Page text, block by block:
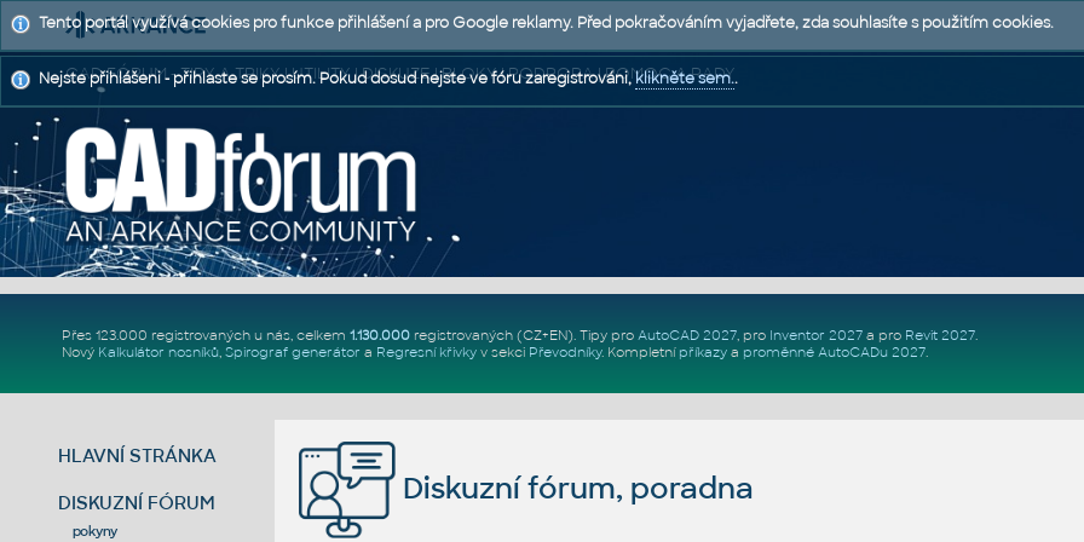
CAD FÓRUM - TIPY A TRIKY | UTILITY | DISKUZE | BLOKY | PODPORA | POMOC A RADY
Přes 123.000 registrovaných u nás, celkem 1.130.000registrovaných (CZ+EN). Tipy pro AutoCAD 2027, pro Inventor 2027a pro Revit 2027.
Nový Kalkulátor nosníků, Spirograf generátor a Regresní křivkyv sekci Převodníky. Kompletní příkazya proměnné AutoCADu 2027.
HLAVNÍ STRÁNKA
DISKUZNÍ FÓRUM
pokyny
Diskuzní fórum, poradna
Tento portál využívá cookies pro funkce přihlášení a pro Google reklamy. Před pokračováním vyjadřete, zda souhlasíte s použitím cookies.
Nejste přihlášeni - přihlaste se prosím. Pokud dosud nejste ve fóru zaregistrováni,klikněte sem..